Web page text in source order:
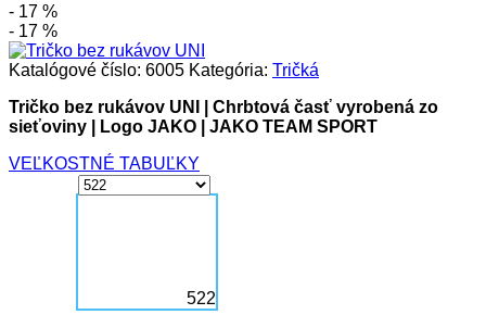
- 17 %
- 17 %
Katalógové číslo: 6005 Kategória: Tričká
Tričko bez rukávov UNI | Chrbtová časť vyrobená zo
sieťoviny | Logo JAKO | JAKO TEAM SPORT
VEĽKOSTNÉ TABUĽKY
522